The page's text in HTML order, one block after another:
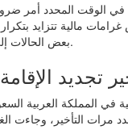
في الوقت المحدد أمر
مالية تتزايد
بعض الحالات إلى إجراءات أكثر صرامة.
تجديد
في المملكة العربية